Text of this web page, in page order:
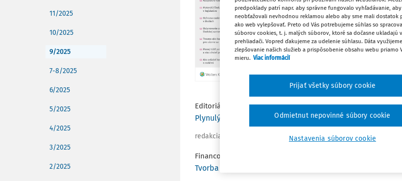
11/2025
10/2025
9/2025
7-8/2025
6/2025
5/2025
4/2025
3/2025
2/2025
Adaptačné vzdelávanie
odbornej podpory
zamestnancov, ktorého
do profesijnej praxe. V
vzdelávanie z hľadiska
Editoriál
Plynulý chod
redakcia
Financovanie
Tvorba a použitie sociálneho fondu v roku 2025 (2.)
predpoklady patrí napr. aby správne fungovalo vyhľadávanie, aby
neobťažovali nevhodnou reklamou alebo aby sme mali dostatok
ako web vylepšovať. Preto od Vás potrebujeme súhlas so
súborov cookies, t. j. malých súborov, ktoré sa dočasne ukladajú
prehliadači. Vopred ďakujeme za udelenie súhlasu. Dáta
zlepšovanie našich služieb a prispôsobenie obsahu webu priamo
mieru. Viac informácií
Nastavenia súborov cookie
Odmietnut nepovinné súbory cookie
Prijať všetky súbory cookie